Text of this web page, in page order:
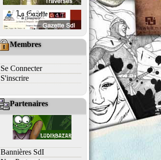
Membres
Se Connecter
S'inscrire
Partenaires
Bannières SdI